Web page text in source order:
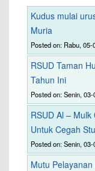
Kudus mulai
Muria
Posted on: Rabu, 05-
RSUD Taman
Tahun Ini
Posted on: Senin,
RSUD Al –
Untuk Cegah
Posted on: Senin,
Mutu